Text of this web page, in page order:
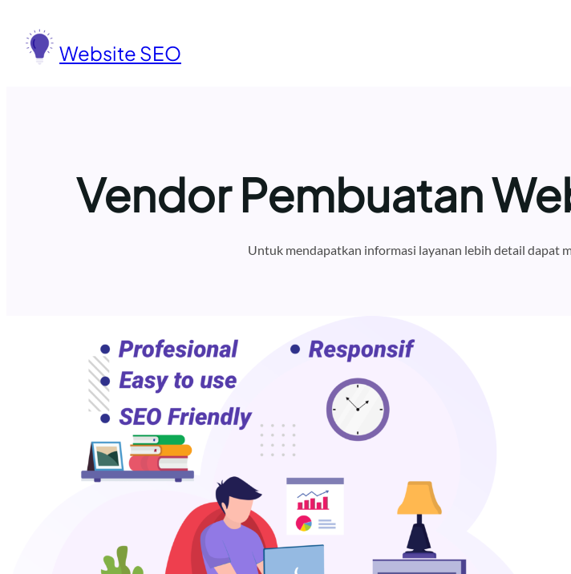
konten
Website SEO
Vendor Pembuatan
Untuk mendapatkan informasi layanan lebih detail dapat